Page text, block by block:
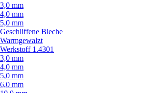
3,0 mm
4,0 mm
5,0 mm
Geschliffene Bleche
Warmgewalzt
Werkstoff 1.4301
3,0 mm
4,0 mm
5,0 mm
6,0 mm